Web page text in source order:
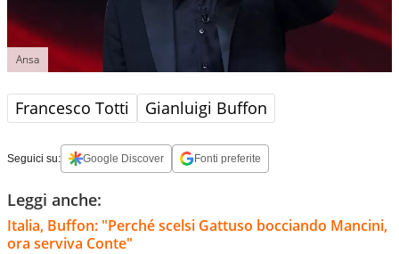
Ansa
Francesco Totti Gianluigi Buffon
Seguici su: Google Discover Fonti preferite
Leggi anche:
Italia, Buffon: "Perché scelsi Gattuso bocciando Mancini,
ora serviva Conte"